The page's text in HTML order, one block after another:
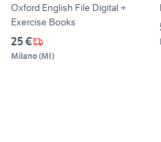
Oxford English File Digital +
Exercise Books
25 €
Milano(MI)